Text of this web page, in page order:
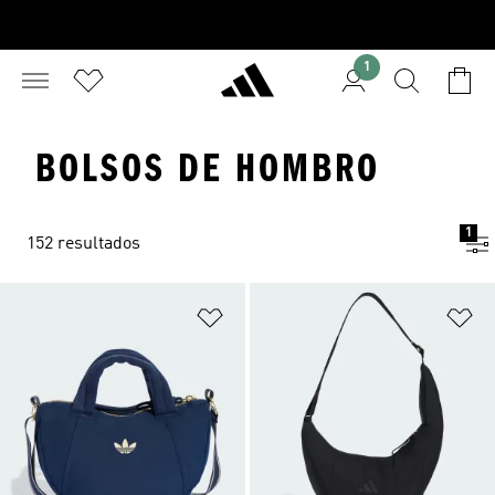
1
BOLSOS DE HOMBRO
152 resultados
1
Añadir a la lista de deseos